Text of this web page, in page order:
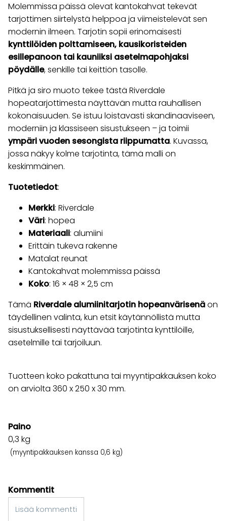
Molemmissa päissä olevat kantokahvat tekevät
tarjottimen siirtelystä helppoa ja viimeistelevät sen
modernin ilmeen. Tarjotin sopii erinomaisesti
kynttilöiden polttamiseen, kausikoristeiden
esillepanoon tai kauniiksi asetelmapohjaksi
pöydälle, senkille tai keittiön tasolle.
Pitkä ja siro muoto tekee tästä Riverdale
hopeatarjottimesta näyttävän mutta rauhallisen
kokonaisuuden. Se istuu loistavasti skandinaaviseen,
moderniin ja klassiseen sisustukseen – ja toimii
ympäri vuoden sesongista riippumatta. Kuvassa,
jossa näkyy kolme tarjotinta, tämä malli on
keskimmäinen.
Tuotetiedot:
Merkki: Riverdale
Väri: hopea
Materiaali: alumiini
Erittäin tukeva rakenne
Matalat reunat
Kantokahvat molemmissa päissä
Koko: 16 × 48 × 2,5 cm
Tämä Riverdale alumiinitarjotin hopeanvärisenäon
täydellinen valinta, kun etsit käytännöllistä mutta
sisustuksellisesti näyttävää tarjotinta kynttilöille,
asetelmille tai tarjoiluun.
Tuotteen koko pakattuna tai myyntipakkauksen koko
on arviolta 360 x 250 x 30 mm.
Paino
0,3 kg
(myyntipakkauksen kanssa 0,6 kg)
Kommentit
Lisää kommentti